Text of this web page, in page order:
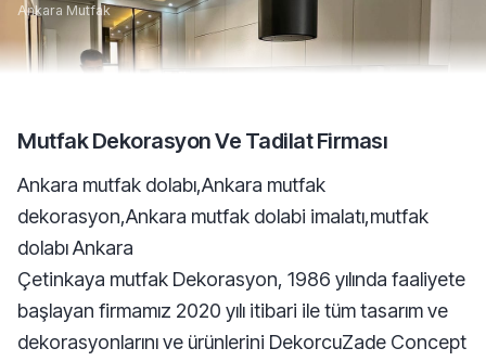
Ankara Mutfak
Mutfak Dekorasyon Ve Tadilat Firması
Ankara mutfak dolabı,Ankara mutfak
dekorasyon,Ankara mutfak dolabi imalatı,mutfak
dolabı Ankara
Çetinkaya mutfak Dekorasyon, 1986 yılında faaliyete
başlayan firmamız 2020 yılı itibari ile tüm tasarım ve
dekorasyonlarını ve ürünlerini DekorcuZade Concept